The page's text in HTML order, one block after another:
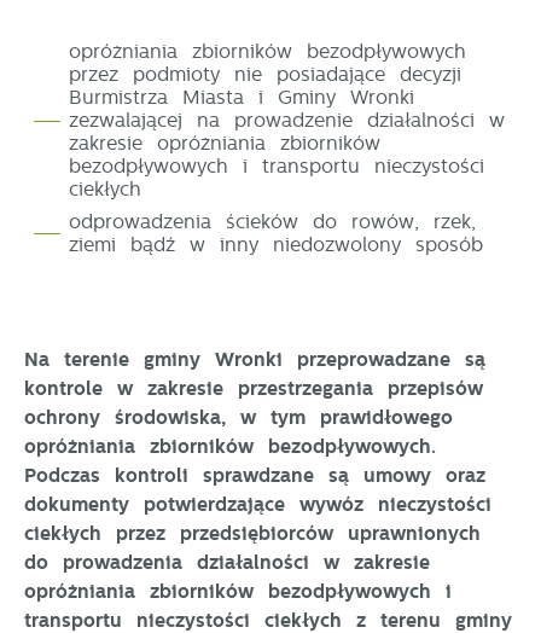
opróżniania zbiorników bezodpływowych
przez podmioty nie posiadające decyzji
Burmistrza Miasta i Gminy Wronki
zezwalającej na prowadzenie działalności w
zakresie opróżniania zbiorników
bezodpływowych i transportu nieczystości
ciekłych
odprowadzenia ścieków do rowów, rzek,
ziemi bądź w inny niedozwolony sposób
Na terenie gminy Wronki przeprowadzane są
kontrole w zakresie przestrzegania przepisów
ochrony środowiska, w tym prawidłowego
opróżniania zbiorników bezodpływowych.
Podczas kontroli sprawdzane są umowy oraz
dokumenty potwierdzające wywóz nieczystości
ciekłych przez przedsiębiorców uprawnionych
do prowadzenia działalności w zakresie
opróżniania zbiorników bezodpływowych i
transportu nieczystości ciekłych z terenu gminy